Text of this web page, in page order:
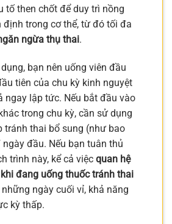
tố then chốt để duy trì nồng
định trong cơ thể, từ đó tối đa
ngừa thụ thai.
bạn nên uống viên đầu
tiên của chu kỳ kinh nguyệt
ngay lập tức. Nếu bắt đầu vào
trong chu kỳ, cần sử dụng
tránh thai bổ sung (như bao
đầu. Nếu bạn tuân thủ
trình này, kể cả việc quan hệ
đang uống thuốc tránh thai
ngày cuối vỉ, khả năng
kỳ thấp.